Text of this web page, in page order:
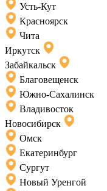
Усть-Кут
Красноярск
Чита
Иркутск
Забайкальск
Благовещенск
Южно-Сахалинск
Владивосток
Новосибирск
Омск
Екатеринбург
Сургут
Новый Уренгой